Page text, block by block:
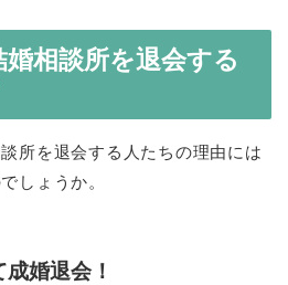
相談所を退会する
所を退会する人たちの理由には
しょうか。
婚退会！